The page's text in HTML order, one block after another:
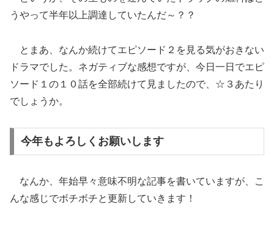
うやって半年以上調達していたんだ～？？
とまあ、なんか続けてエピソード２を見る気がおきない
ドラマでした。ネガティブな感想ですが、今日一日でエピ
ソード１の１０話を全部続けて見ましたので、☆３あたり
でしょうか。
今年もよろしくお願いします
なんか、年始早々意味不明な記事を書いていますが、こ
んな感じでボチボチと更新していきます！